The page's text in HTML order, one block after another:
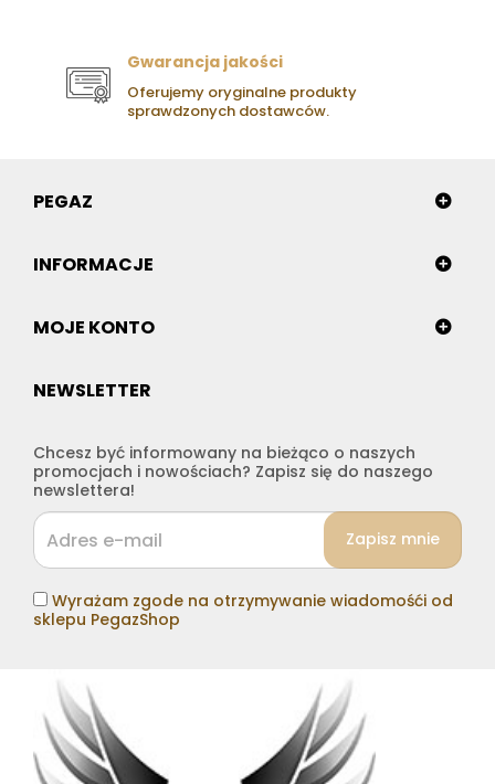
Gwarancja jakości
Oferujemy oryginalne produkty
sprawdzonych dostawców.
PEGAZ
INFORMACJE
MOJE KONTO
NEWSLETTER
Chcesz być informowany na bieżąco o naszych
promocjach i nowościach? Zapisz się do naszego
newslettera!
Wyrażam zgode na otrzymywanie wiadomośći od
sklepu PegazShop